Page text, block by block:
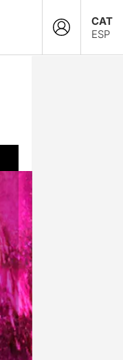
CAT
ESP